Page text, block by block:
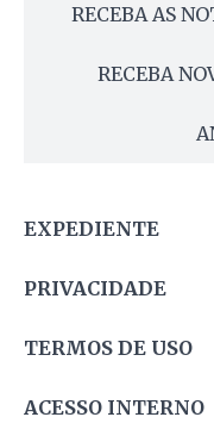
RECEBA AS
RECEBA
EXPEDIENTE
PRIVACIDADE
TERMOS DE USO
ACESSO INTERNO